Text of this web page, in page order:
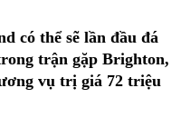
có thể sẽ lần đầu đá
trận gặp Brighton,
vụ trị giá 72 triệu